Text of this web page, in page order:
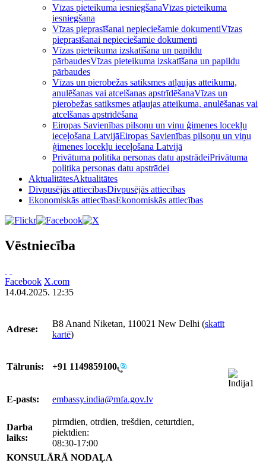
Vīzas pieteikuma iesniegšanaVīzas pieteikuma
iesniegšana
Vīzas pieprasīšanai nepieciešamie dokumentiVīzas
pieprasīšanai nepieciešamie dokumenti
Vīzas pieteikuma izskatīšana un papildu
pārbaudesVīzas pieteikuma izskatīšana un papildu
pārbaudes
Vīzas un pierobežas satiksmes atļaujas atteikuma,
anulēšanas vai atcelšanas apstrīdēšanaVīzas un
pierobežas satiksmes atļaujas atteikuma, anulēšanas vai
atcelšanas apstrīdēšana
Eiropas Savienības pilsoņu un viņu ģimenes locekļu
ieceļošana LatvijāEiropas Savienības pilsoņu un viņu
ģimenes locekļu ieceļošana Latvijā
Privātuma politika personas datu apstrādeiPrivātuma
politika personas datu apstrādei
AktualitātesAktualitātes
Divpusējās attiecībasDivpusējās attiecības
Ekonomiskās attiecībasEkonomiskās attiecības
Vēstniecība
Facebook X.com
14.04.2025. 12:35
Adrese:
B8 Anand Niketan, 110021 New Delhi (skatīt
kartē)
Tālrunis: +91 1149859100
E-pasts: embassy.india@mfa.gov.lv
Darba
laiks:
pirmdien, otrdien, trešdien, ceturtdien,
piektdien:
08:30-17:00
KONSULĀRĀ NODAĻA